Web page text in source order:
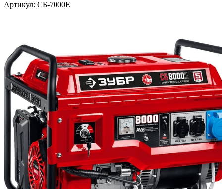
Артикул: СБ-7000Е